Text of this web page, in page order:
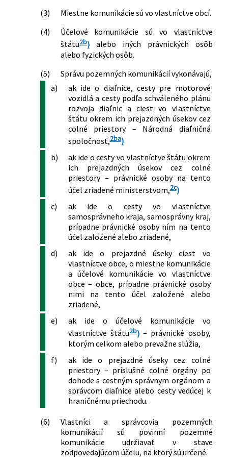
(3)
Miestne komunikácie sú vo vlastníctve obcí.
(4)
Účelové komunikácie sú vo vlastníctve
štátu2b)alebo iných právnických osôb
alebo fyzických osôb.
(5)
Správu pozemných komunikácií vykonávajú,
a)
ak ide o diaľnice, cesty pre motorové
vozidlá a cesty podľa schváleného plánu
rozvoja diaľnic a ciest vo vlastníctve
štátu okrem ich prejazdných úsekov cez
colné priestory – Národná diaľničná
spoločnosť,2ba)
b)
ak ide o cesty vo vlastníctve štátu okrem
ich prejazdných úsekov cez colné
priestory – právnické osoby na tento
účel zriadené ministerstvom,2c)
c)
ak ide o cesty vo vlastníctve
samosprávneho kraja, samosprávny kraj,
prípadne právnické osoby ním na tento
účel založené alebo zriadené,
d)
ak ide o prejazdné úseky ciest vo
vlastníctve obce, o miestne komunikácie
a účelové komunikácie vo vlastníctve
obce – obce, prípadne právnické osoby
nimi na tento účel založené alebo
zriadené,
e)
ak ide o účelové komunikácie vo
vlastníctve štátu2b)– právnické osoby,
ktorým celkom alebo prevažne slúžia,
f)
ak ide o prejazdné úseky cez colné
priestory – príslušné colné orgány po
dohode s cestným správnym orgánom a
správcom diaľnice alebo cesty vedúcej k
hraničnému priechodu.
(6)
Vlastníci a správcovia pozemných
komunikácií sú povinní pozemné
komunikácie udržiavať v stave
zodpovedajúcom účelu, na ktorý sú určené.